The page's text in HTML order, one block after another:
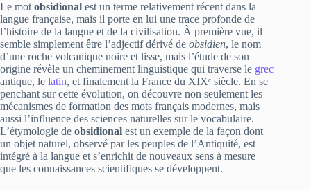
Le mot obsidional est un terme relativement récent dans la
langue française, mais il porte en lui une trace profonde de
l’histoire de la langue et de la civilisation. À première vue, il
semble simplement être l’adjectif dérivé de obsidien, le nom
d’une roche volcanique noire et lisse, mais l’étude de son
origine révèle un cheminement linguistique qui traverse le grec
antique, le latin, et finalement la France du XIXᵉ siècle. En se
penchant sur cette évolution, on découvre non seulement les
mécanismes de formation des mots français modernes, mais
aussi l’influence des sciences naturelles sur le vocabulaire.
L’étymologie de obsidional est un exemple de la façon dont
un objet naturel, observé par les peuples de l’Antiquité, est
intégré à la langue et s’enrichit de nouveaux sens à mesure
que les connaissances scientifiques se développent.